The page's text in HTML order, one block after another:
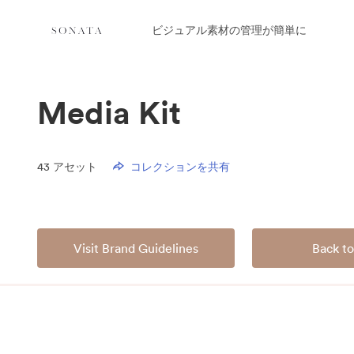
ビジュアル素材の管理が簡単に
Media Kit
43 アセット コレクションを共有
Visit Brand Guidelines Back